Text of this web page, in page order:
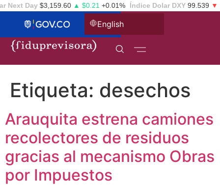
Next Day $3,159.60 ▲ $0.21+0.01% Índice Dolar DXY 99.539 ▼ -
English
Etiqueta: desechos
Arauquita estrena camiones
recolectores de residuos
gracias al mecanismo Obras
por Impuestos